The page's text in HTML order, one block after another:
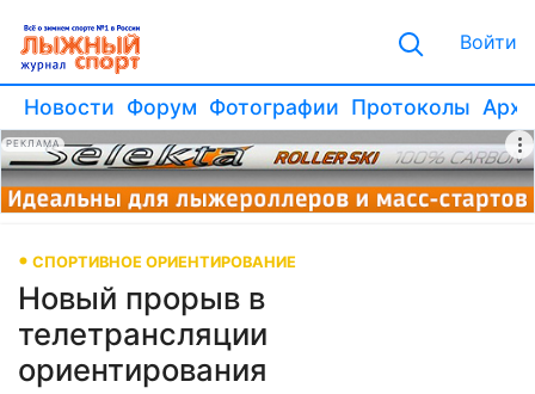
Войти
Новости Форум Фотографии Протоколы
РЕКЛАМА
СПОРТИВНОЕ ОРИЕНТИРОВАНИЕ
Новый прорыв в
телетрансляции
ориентирования